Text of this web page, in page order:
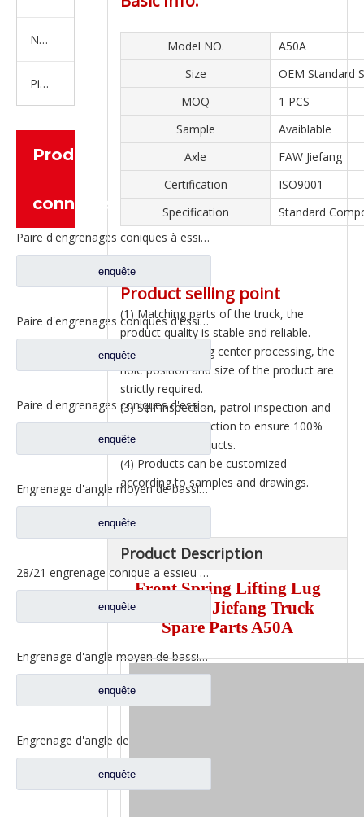
Nouvelles pièces de camion d'énergie
Pièces de moteur
Produits
connexes
Paire d'engrenages coniques à essieu moyen 27/18 pour pièces de rechange de camion Ankai & BENZ Foton Auman HFF2502040/41CK1BZ
enquête
Paire d'engrenages coniques d'essieu arrière 21/28 pour pièces de rechange de camion Ankai & BENZ Foton Auman HFF2402038/39CK1BZ
enquête
Paire d'engrenages coniques d'essieu arrière 18/27 pour pièces de rechange de camion Ankai & BENZ Foton Auman HFF2402040/41CK1BZ
enquête
Engrenage d'angle moyen de bassin de pont pour les pièces de rechange 42104456 de camion de SAIC Hongyan
enquête
28/21 engrenage conique à essieu moyen pour essieu Ankai essieu Benz Foton Auman pièces de rechange de camion HFF2502038/39CK1BZ
enquête
Engrenage d'angle moyen de bassin de pont pour les pièces de rechange 5801845742 de camion de SAIC Hongyan
enquête
enquête
Model NO.
A50A
Size
OEM Standard
MOQ
1 PCS
Sample
Avaiblable
Axle
FAW Jiefang
Certification
ISO9001
Specification
Standard
Product selling point
(1) Matching parts of the truck, the
product quality is stable and reliable.
(2) The machining center processing, the
hole position and size of the product are
strictly required.
(3) Self inspection, patrol inspection and
completion inspection to ensure 100%
pass rate of products.
(4) Products can be customized
according to samples and drawings.
Product Description
Front Spring Lifting Lug
For FAW Jiefang Truck
Spare Parts A50A